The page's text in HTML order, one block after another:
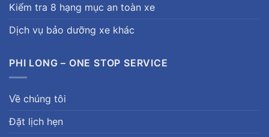
Kiểm tra 8 hạng mục an toàn xe
Dịch vụ bảo dưỡng xe khác
PHI LONG – ONE STOP SERVICE
Về chúng tôi
Đặt lịch hẹn